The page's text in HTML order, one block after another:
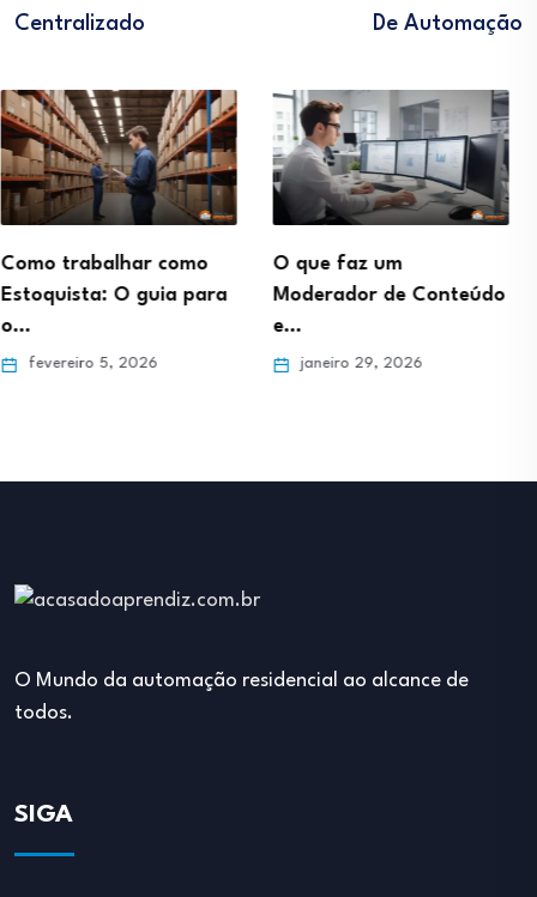
Centralizado
De Automação
O que faz um
Moderador de Conteúdo
janeiro 29, 2026
Como ser um Afiliado
Sucesso trabalhando
janeiro 29, 2026
O Mundo da automação residencial ao alcance de
todos.
SIGA